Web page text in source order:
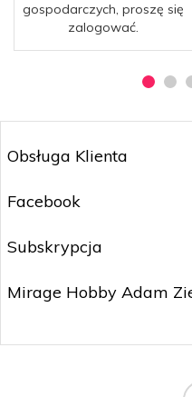
gospodarczych, proszę się
zalogować.
Obsługa Klienta
Facebook
Subskrypcja
Mirage Hobby Adam